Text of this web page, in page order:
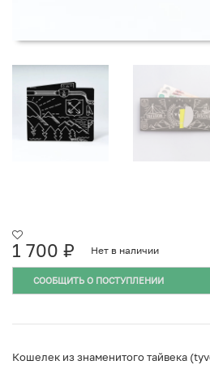
1 700 ₽ Нет в наличии
СООБЩИТЬ О ПОСТУПЛЕНИИ
Кошелек из знаменитого тайвека